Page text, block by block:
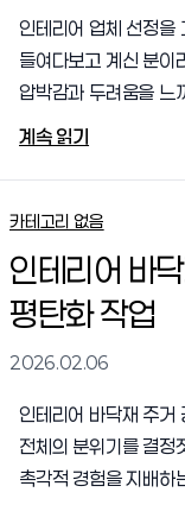
인테리어 업체 선정을
들여다보고 계신 분이
압박감과 두려움을 느
일생일대의 꿈을 이루
커뮤니티에서 심심치
초월하는 하자 발생 등
과연 내가 쥐고 있는
맡길 수 있을지 막막
리모델링을 진행하며,
계속 읽기
카테고리 없음
인테리어 바
평탄화 작업
2026.02.06
인테리어 바닥재 주거
전체의 분위기를 결정
촉각적 경험을 지배하